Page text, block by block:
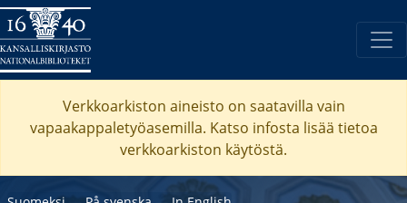
Verkkoarkiston aineisto on saatavilla vain
vapaakappaletyöasemilla. Katso infosta lisää tietoa
verkkoarkiston käytöstä.